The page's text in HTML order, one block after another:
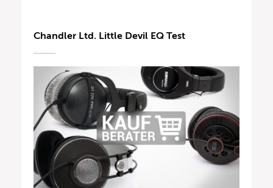
Chandler Ltd. Little Devil EQ Test